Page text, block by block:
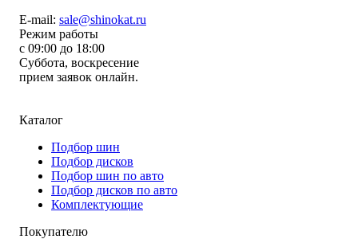
E-mail: sale@shinokat.ru
Режим работы
с 09:00 до 18:00
Суббота, воскресение
прием заявок онлайн.
Каталог
Подбор шин
Подбор дисков
Подбор шин по авто
Подбор дисков по авто
Комплектующие
Покупателю